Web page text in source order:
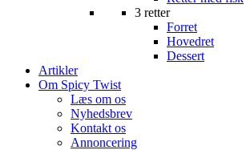
3 retter
Forret
Hovedret
Dessert
Artikler
Om Spicy Twist
Læs om os
Nyhedsbrev
Kontakt os
Annoncering